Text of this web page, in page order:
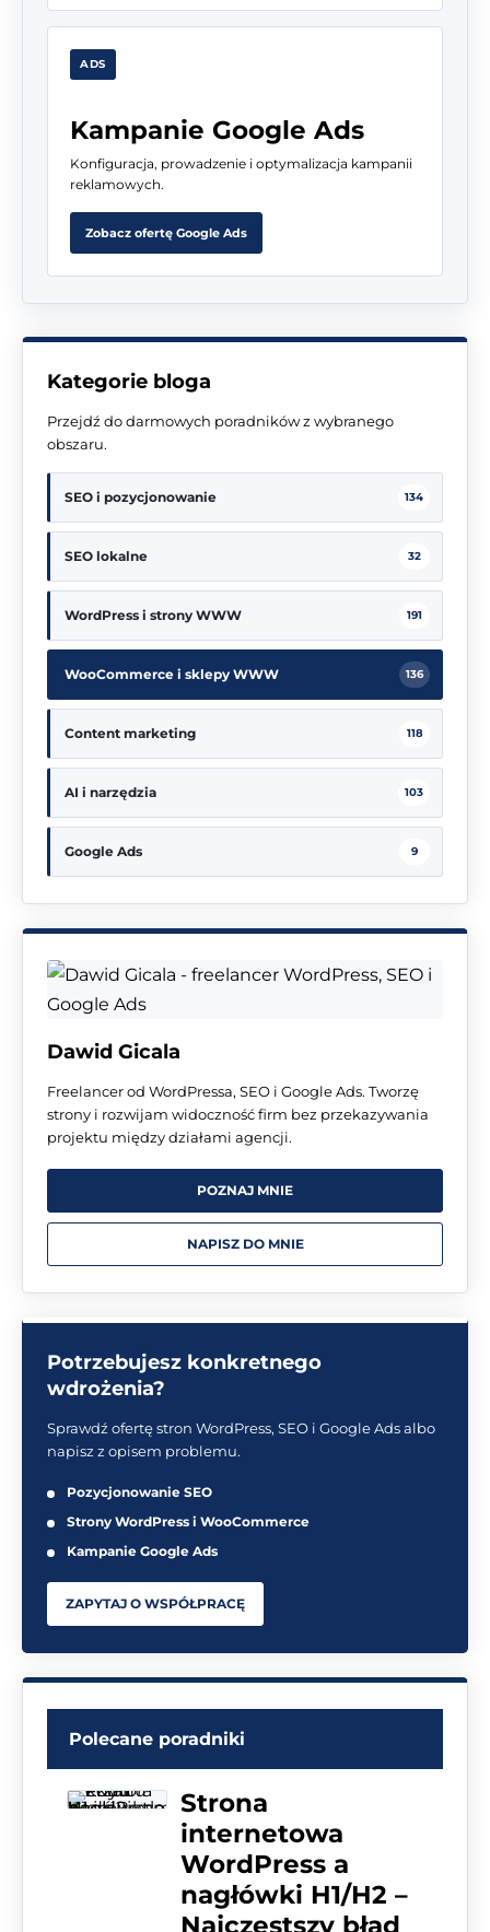
ADS
Kampanie Google Ads
Konfiguracja, prowadzenie i optymalizacja kampanii
reklamowych.
Zobacz ofertę Google Ads
Kategorie bloga
Przejdź do darmowych poradników z wybranego
obszaru.
SEO i pozycjonowanie 134
SEO lokalne 32
WordPress i strony WWW 191
WooCommerce i sklepy WWW 136
Content marketing 118
AI i narzędzia 103
Google Ads 9
Dawid Gicala
Freelancer od WordPressa, SEO i Google Ads. Tworzę
strony i rozwijam widoczność firm bez przekazywania
projektu między działami agencji.
POZNAJ MNIE
NAPISZ DO MNIE
Potrzebujesz konkretnego
wdrożenia?
Sprawdź ofertę stron WordPress, SEO i Google Ads albo
napisz z opisem problemu.
Pozycjonowanie SEO
Strony WordPress i WooCommerce
Kampanie Google Ads
ZAPYTAJ O WSPÓŁPRACĘ
Polecane poradniki
Strona
internetowa
WordPress a
nagłówki H1/H2 –
Najczęstszy błąd